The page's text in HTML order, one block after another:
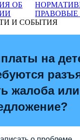
ОБ
И СОБЫТИЯ
на
жалоба или